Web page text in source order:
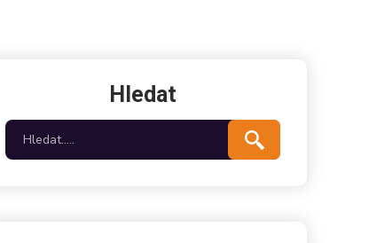
Hledat